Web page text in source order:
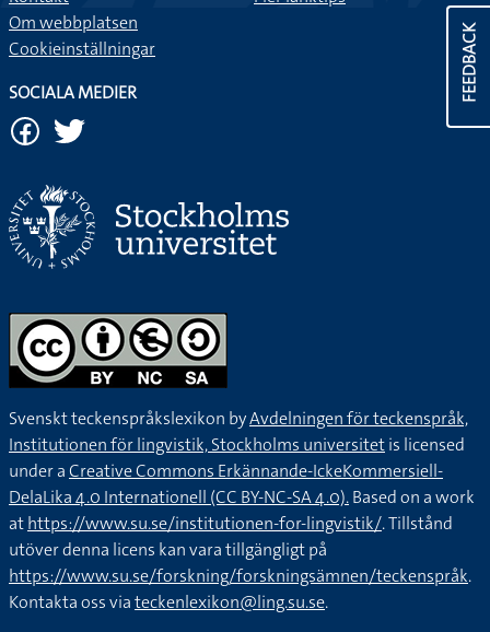
FEEDBACK
Om webbplatsen
Cookieinställningar
SOCIALA MEDIER
Svenskt teckenspråkslexikon byAvdelningen för teckenspråk,
Institutionen för lingvistik, Stockholms universitetis licensed
under aCreative Commons Erkännande-IckeKommersiell-
DelaLika 4.0 Internationell (CC BY-NC-SA 4.0).Based on a work
athttps://www.su.se/institutionen-for-lingvistik/. Tillstånd
utöver denna licens kan vara tillgängligt på
https://www.su.se/forskning/forskningsämnen/teckenspråk.
Kontakta oss viateckenlexikon@ling.su.se.